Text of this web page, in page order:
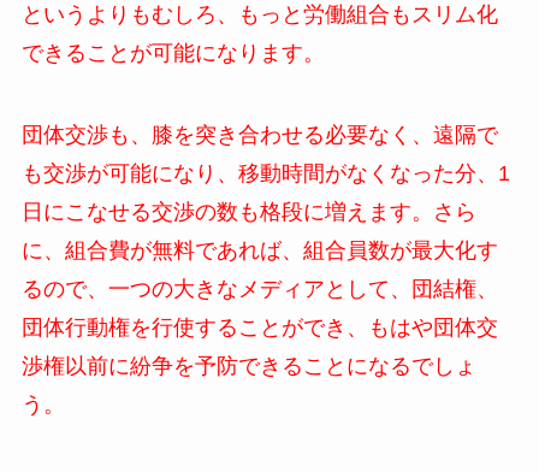
というよりもむしろ、もっと労働組合もスリム化
できることが可能になります。
団体交渉も、膝を突き合わせる必要なく、遠隔で
も交渉が可能になり、移動時間がなくなった分、1
日にこなせる交渉の数も格段に増えます。さら
に、組合費が無料であれば、組合員数が最大化す
るので、一つの大きなメディアとして、団結権、
団体行動権を行使することができ、もはや団体交
渉権以前に紛争を予防できることになるでしょ
う。